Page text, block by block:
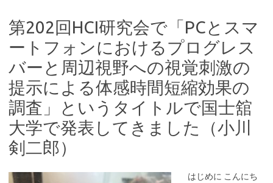
第202回HCI研究会で「PCとスマ
ートフォンにおけるプログレス
バーと周辺視野への視覚刺激の
提示による体感時間短縮効果の
調査」というタイトルで国士舘
大学で発表してきました（小川
剣二郎）
はじめに こんにち